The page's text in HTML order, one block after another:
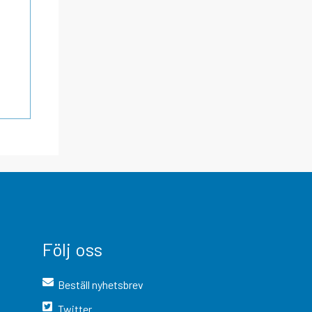
Följ oss
Beställ nyhetsbrev
Twitter